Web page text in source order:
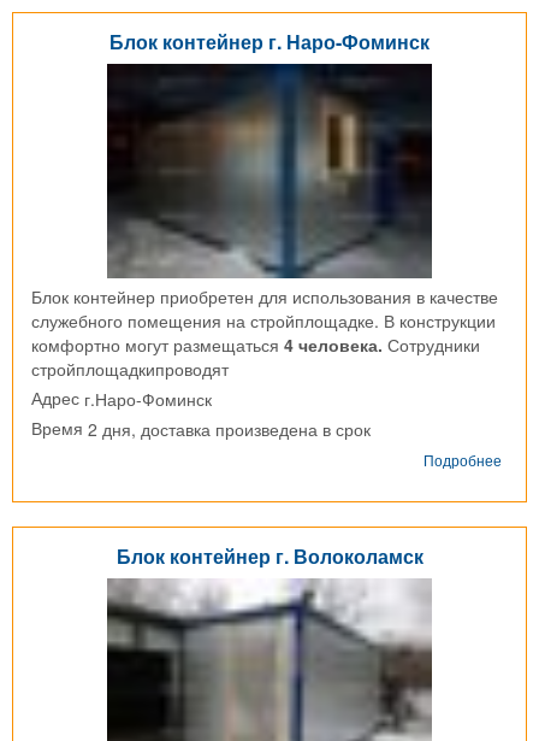
Блок контейнер г. Наро-Фоминск
Блок контейнер приобретен для использования в качестве
служебного помещения на стройплощадке. В конструкции
комфортно могут размещаться 4 человека. Сотрудники
стройплощадкипроводят
Адрес г.Наро-Фоминск
Время 2 дня, доставка произведена в срок
Подробнее
Блок контейнер г. Волоколамск